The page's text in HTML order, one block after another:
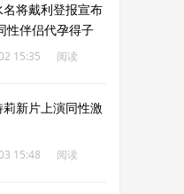
名将戴利登报宣布
性伴侣代孕得子
15:35
阅读
新片上演同性激
15:48
阅读